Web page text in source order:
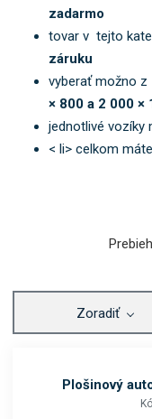
zadarmo
tovar v tejto
záruku
vyberať možno
× 800 a 2 000 ×
jednotlivé vozíky
< li> celkom
Zoradiť
Plošinový